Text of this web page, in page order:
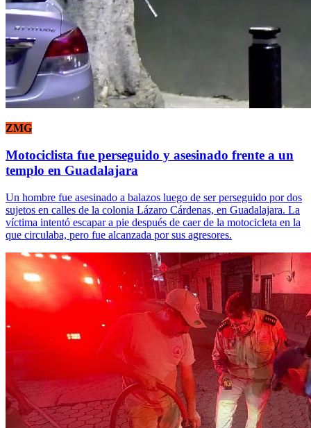
ZMG
Motociclista fue perseguido y asesinado frente a un
templo en Guadalajara
Un hombre fue asesinado a balazos luego de ser perseguido por dos
sujetos en calles de la colonia Lázaro Cárdenas, en Guadalajara. La
víctima intentó escapar a pie después de caer de la motocicleta en la
que circulaba, pero fue alcanzada por sus agresores.